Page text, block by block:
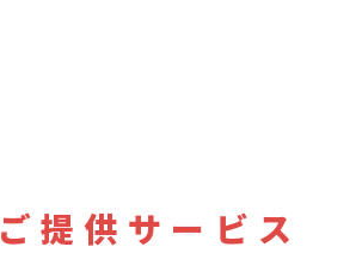
ご提供サービス